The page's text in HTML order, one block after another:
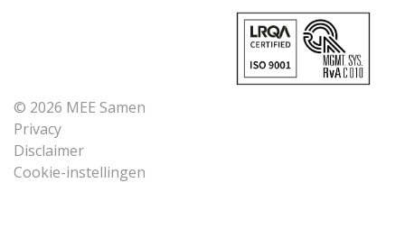
© 2026 MEE Samen
Privacy
Disclaimer
Cookie-instellingen